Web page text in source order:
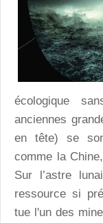
écologique
anciennes
en tête) se
comme la
Sur l’astre
ressource si
tue l'un des